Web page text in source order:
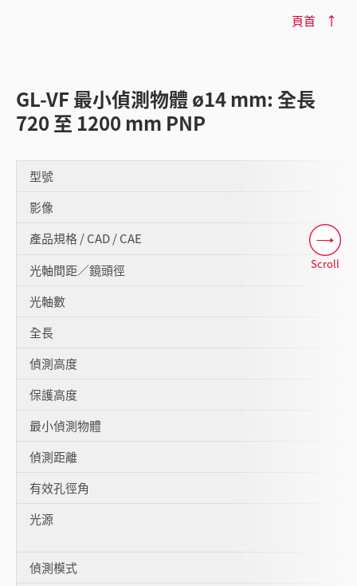
頁首
GL-VF 最小偵測物體 ø14 mm: 全長
720 至 1200 mm PNP
型號
影像
產品規格 / CAD / CAE
光軸間距／鏡頭徑
光軸數
全長
偵測高度
保護高度
最小偵測物體
偵測距離
有效孔徑角
光源
偵測模式
Scroll